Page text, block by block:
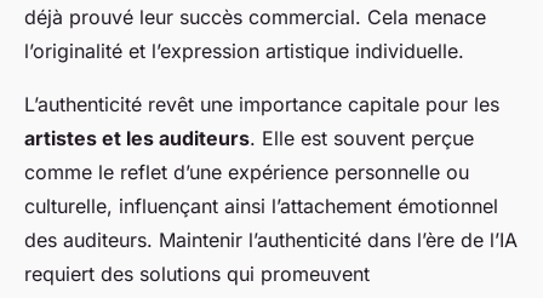
déjà prouvé leur succès commercial. Cela menace
l’originalité et l’expression artistique individuelle.
L’authenticité revêt une importance capitale pour les
artistes et les auditeurs. Elle est souvent perçue
comme le reflet d’une expérience personnelle ou
culturelle, influençant ainsi l’attachement émotionnel
des auditeurs. Maintenir l’authenticité dans l’ère de l’IA
requiert des solutions qui promeuvent